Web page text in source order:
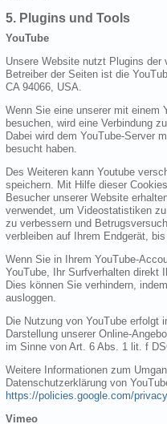
5. Plugins und Tools
YouTube
Unsere Website nutzt Plugins der
Betreiber der Seiten ist die
CA 94066, USA.
Wenn Sie eine unserer mit einem
besuchen, wird eine Verbindung
Dabei wird dem YouTube-Server
besucht haben.
Des Weiteren kann Youtube
speichern. Mit Hilfe dieser
Besucher unserer Website
verwendet, um Videostatistiken
zu verbessern und
verbleiben auf Ihrem Endgerät,
Wenn Sie in Ihrem YouTube-
YouTube, Ihr Surfverhalten direkt
Dies können Sie verhindern,
ausloggen.
Die Nutzung von YouTube erfolgt
Darstellung unserer Online-
im Sinne von Art. 6 Abs. 1 lit. f
Weitere Informationen zum
Datenschutzerklärung von
https://policies.google.com/
Vimeo